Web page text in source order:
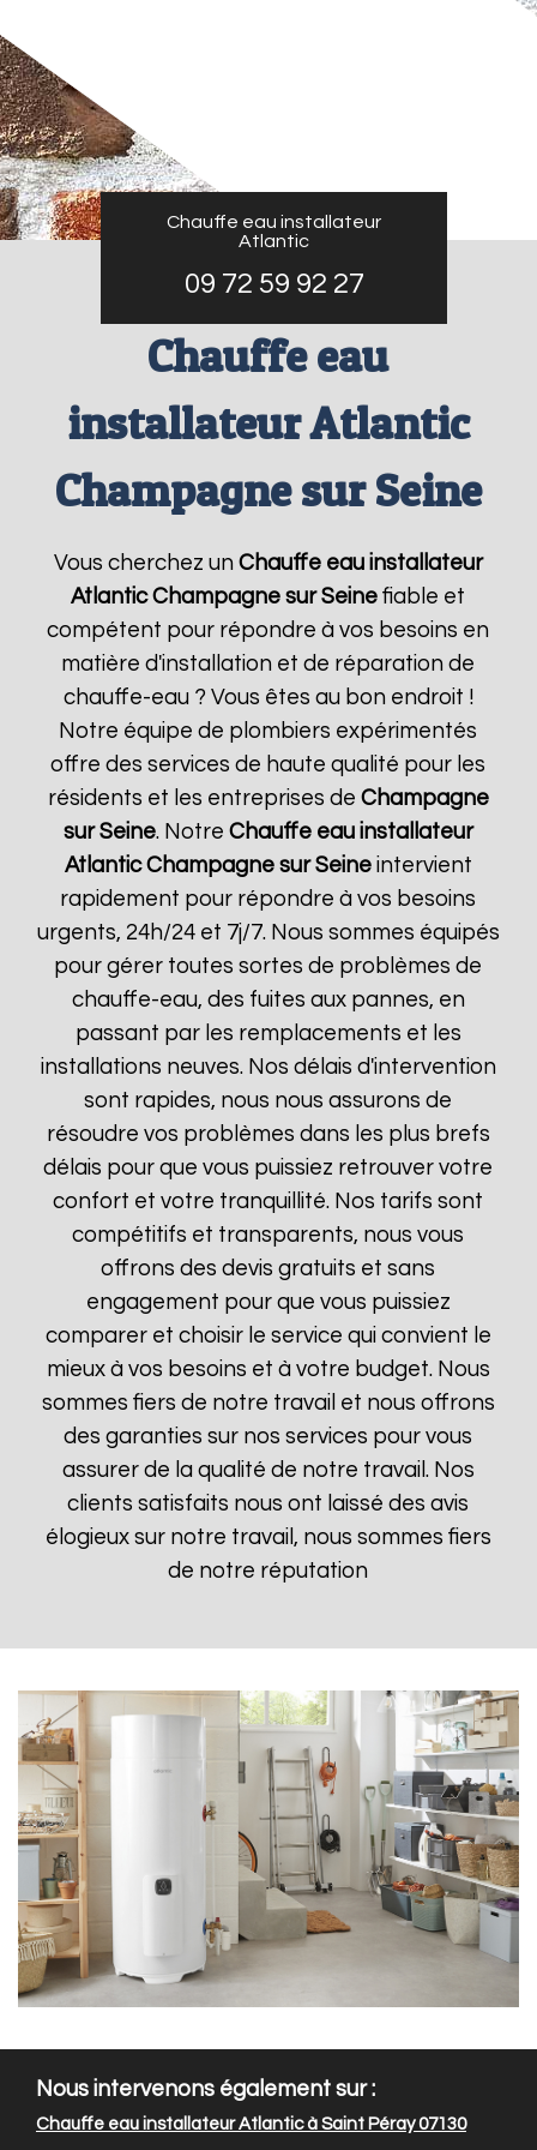
Chauffe eau installateur
Atlantic
09 72 59 92 27
Chauffe eau
installateur Atlantic
Champagne sur Seine
Vous cherchez un Chauffe eau installateur
Atlantic Champagne sur Seine fiable et
compétent pour répondre à vos besoins en
matière d'installation et de réparation de
chauffe-eau ? Vous êtes au bon endroit !
Notre équipe de plombiers expérimentés
offre des services de haute qualité pour les
résidents et les entreprises de Champagne
sur Seine. Notre Chauffe eau installateur
Atlantic Champagne sur Seineintervient
rapidement pour répondre à vos besoins
urgents, 24h/24 et 7j/7. Nous sommes équipés
pour gérer toutes sortes de problèmes de
chauffe-eau, des fuites aux pannes, en
passant par les remplacements et les
installations neuves. Nos délais d'intervention
sont rapides, nous nous assurons de
résoudre vos problèmes dans les plus brefs
délais pour que vous puissiez retrouver votre
confort et votre tranquillité. Nos tarifs sont
compétitifs et transparents, nous vous
offrons des devis gratuits et sans
engagement pour que vous puissiez
comparer et choisir le service qui convient le
mieux à vos besoins et à votre budget. Nous
sommes fiers de notre travail et nous offrons
des garanties sur nos services pour vous
assurer de la qualité de notre travail. Nos
clients satisfaits nous ont laissé des avis
élogieux sur notre travail, nous sommes fiers
de notre réputation
Nous intervenons également sur :
Chauffe eau installateur Atlantic à Saint Péray 07130